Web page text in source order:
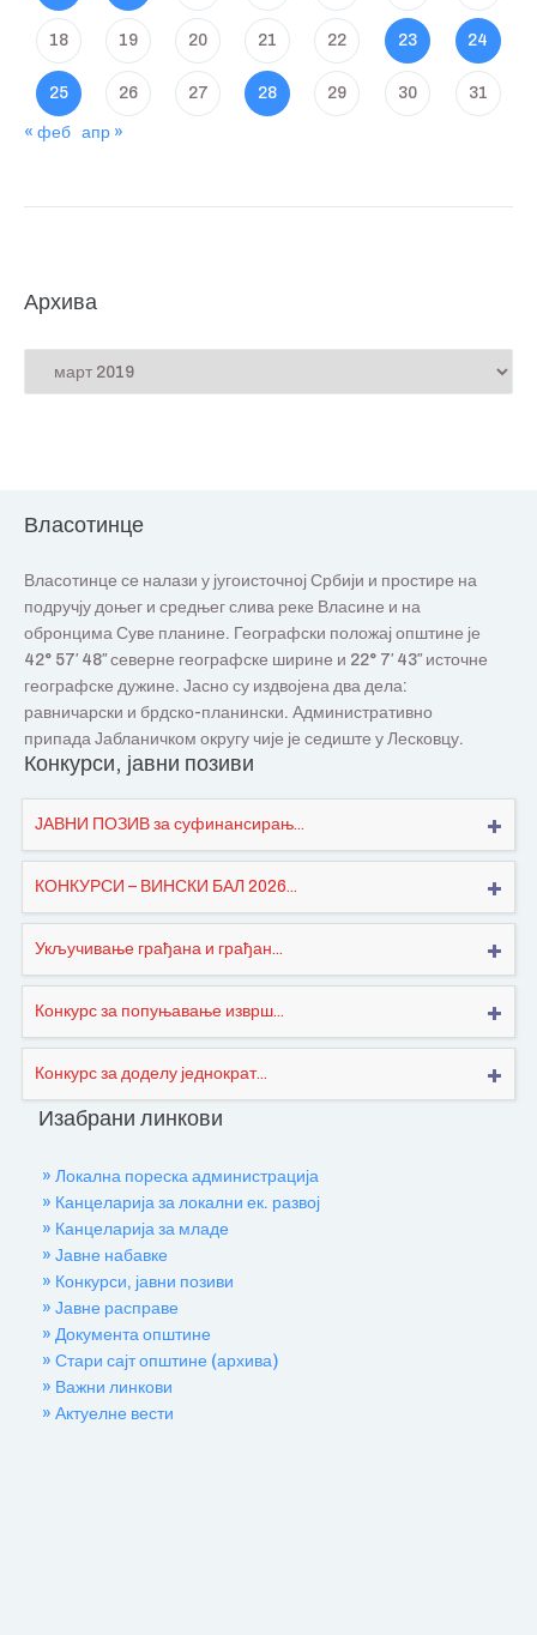
18 19 20 21 22 23 24
25 26 27 28 29 30 31
« феб апр »
Архива
Власотинце
Власотинце се налази у југоисточној Србији и простире на
подручју доњег и средњег слива реке Власине и на
обронцима Суве планине. Географски положај општине је
42° 57′ 48″ северне географске ширине и 22° 7′ 43″ источне
географске дужине. Јасно су издвојена два дела:
равничарски и брдско-планински. Административно
припада Јабланичком округу чије је седиште у Лесковцу.
Конкурси, јавни позиви
ЈАВНИ ПОЗИВ за суфинансирањ...
КОНКУРСИ – ВИНСКИ БАЛ 2026...
Укључивање грађана и грађан...
Конкурс за попуњавање изврш...
Конкурс за доделу једнократ...
Изабрани линкови
» Локална пореска администрација
» Канцеларија за локални ек. развој
» Канцеларија за младе
» Јавне набавке
» Конкурси, јавни позиви
» Јавне расправе
» Документа општине
» Стари сајт општине (архива)
» Важни линкови
» Актуелне вести